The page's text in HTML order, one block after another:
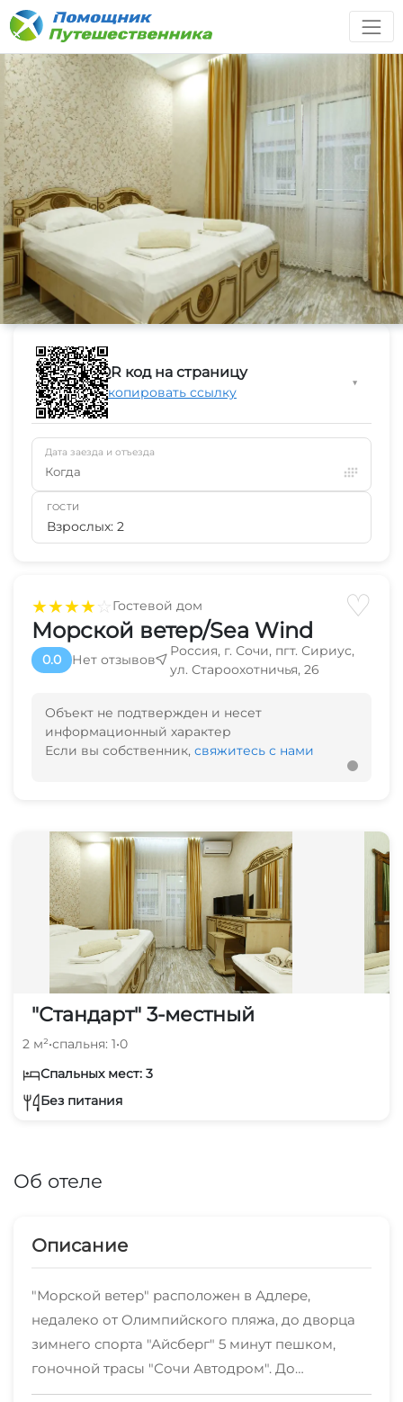
★★★★☆Гостевой дом ♡
Морской ветер/Sea Wind
0.0 Нет отзывов
Россия, г. Сочи, пгт. Сириус,
ул. Староохотничья, 26
Объект не подтвержден и несет
информационный характер
Если вы собственник, свяжитесь с нами
"Стандарт" 3-местный
2 м²•спальня: 1•0
Спальных мест: 3
Без питания
Об отеле
Описание
"Морской ветер" расположен в Адлере,
недалеко от Олимпийского пляжа, до дворца
зимнего спорта "Айсберг" 5 минут пешком,
гоночной трасы "Сочи Автодром". До
Аттракционов Сочи-парк 10 минут пешком. В
QR код на страницу
Скопировать ссылку
▼
Дата заезда и отъезда
Когда
ГОСТИ
Взрослых: 2